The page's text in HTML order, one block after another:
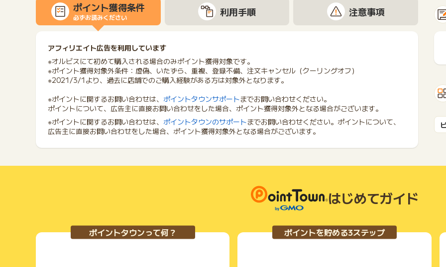
ポイント獲得条件
必ずお読みください 利用手順 注意事項
アフィリエイト広告を利用しています
※オルビスにて初めて購入される場合のみポイント獲得対象です。
※ポイント獲得対象外条件：虚偽、いたずら、重複、登録不備、注文キャンセル（クーリングオフ）
※2021/3/1より、過去に店舗でのご購入経験がある方は対象外となります。
※ポイントに関するお問い合わせは、 ポイントタウンサポートまでお問い合わせください。
ポイントについて、広告主に直接お問い合わせをした場合、ポイント獲得対象外となる場合がございます。
※ポイントに関するお問い合わせは、 ポイントタウンのサポートまでお問い合わせください。ポイントについて、
広告主に直接お問い合わせをした場合、ポイント獲得対象外となる場合がございます。
はじめてガイド
ポイントタウンって何？ ポイントを貯める3ステップ